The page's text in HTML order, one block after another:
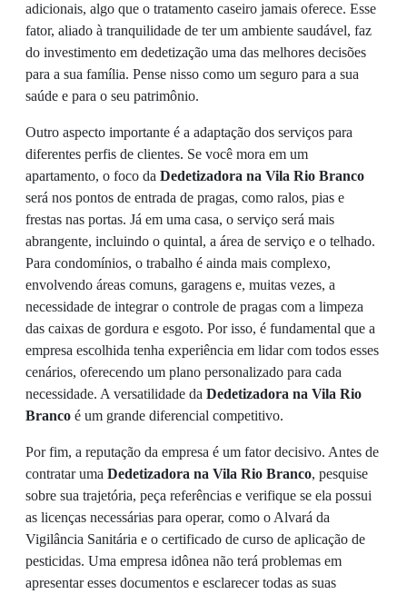
adicionais, algo que o tratamento caseiro jamais oferece. Esse
fator, aliado à tranquilidade de ter um ambiente saudável, faz
do investimento em dedetização uma das melhores decisões
para a sua família. Pense nisso como um seguro para a sua
saúde e para o seu patrimônio.
Outro aspecto importante é a adaptação dos serviços para
diferentes perfis de clientes. Se você mora em um
apartamento, o foco da Dedetizadora na Vila Rio Branco
será nos pontos de entrada de pragas, como ralos, pias e
frestas nas portas. Já em uma casa, o serviço será mais
abrangente, incluindo o quintal, a área de serviço e o telhado.
Para condomínios, o trabalho é ainda mais complexo,
envolvendo áreas comuns, garagens e, muitas vezes, a
necessidade de integrar o controle de pragas com a limpeza
das caixas de gordura e esgoto. Por isso, é fundamental que a
empresa escolhida tenha experiência em lidar com todos esses
cenários, oferecendo um plano personalizado para cada
necessidade. A versatilidade da Dedetizadora na Vila Rio
Branco é um grande diferencial competitivo.
Por fim, a reputação da empresa é um fator decisivo. Antes de
contratar uma Dedetizadora na Vila Rio Branco, pesquise
sobre sua trajetória, peça referências e verifique se ela possui
as licenças necessárias para operar, como o Alvará da
Vigilância Sanitária e o certificado de curso de aplicação de
pesticidas. Uma empresa idônea não terá problemas em
apresentar esses documentos e esclarecer todas as suas